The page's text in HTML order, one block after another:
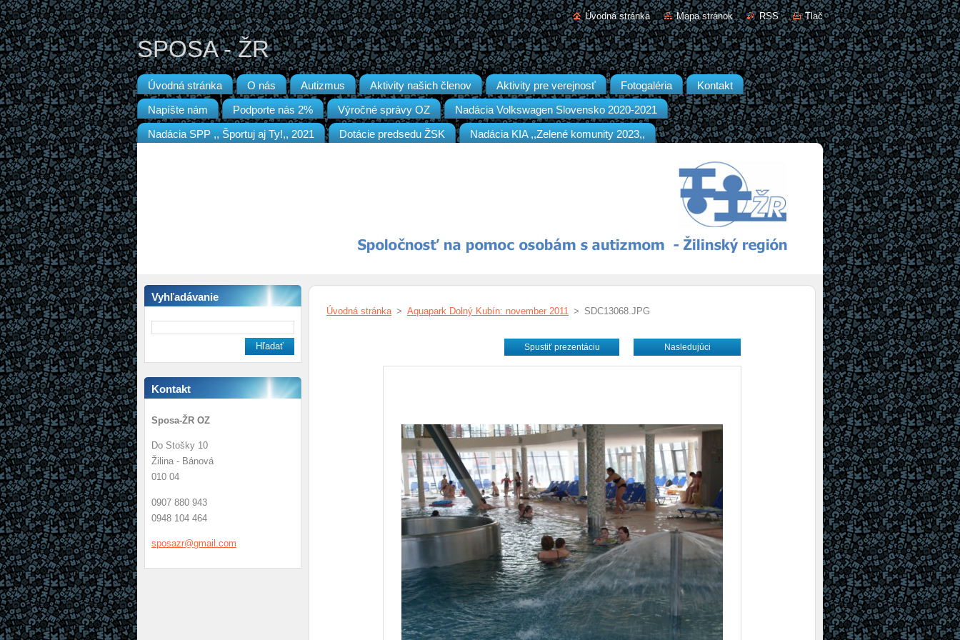
Úvodná stránka Mapa stránok RSS Tlač
SPOSA - ŽR
Úvodná stránka O nás Autizmus Aktivity našich členov Aktivity pre verejnosť Fotogaléria Kontakt
Napíšte nám Podporte nás 2% Výročné správy OZ Nadácia Volkswagen Slovensko 2020-2021
Nadácia SPP ,, Športuj aj Ty!,, 2021 Dotácie predsedu ŽSK Nadácia KIA ,,Zelené komunity 2023,,
Vyhľadávanie
Kontakt
Sposa-ŽR OZ
Do Stošky 10
Žilina - Bánová
010 04
0907 880 943
0948 104 464
sposazr@gmail.com
Úvodná stránka > Aquapark Dolný Kubín: november 2011 > SDC13068.JPG
Spustiť prezentáciu Nasledujúci